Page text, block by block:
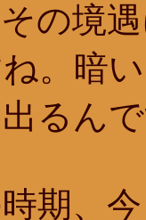
の境
。暗
るん
期、